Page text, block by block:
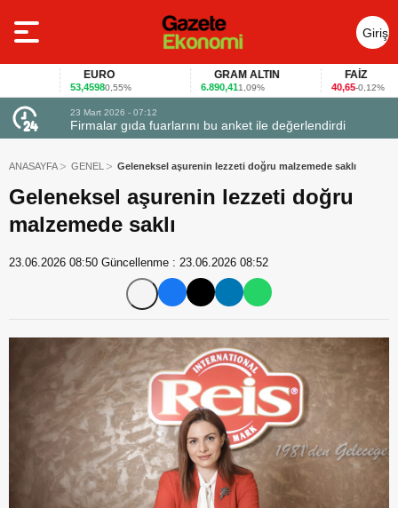
Giriş
Yap
EURO
53,45980,55%
GRAM ALTIN
6.890,411,09%
FAİZ
40,65-0,12%
23 Mart 2026 - 07:12
Firmalar gıda fuarlarını bu anket ile değerlendirdi
ANASAYFA GENEL Geleneksel aşurenin lezzeti doğru malzemede saklı
Geleneksel aşurenin lezzeti doğru
malzemede saklı
23.06.2026 08:50 Güncellenme : 23.06.2026 08:52